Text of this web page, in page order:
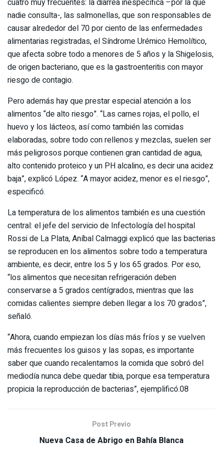
nadie consulta-, las salmonellas, que son responsables de
causar alrededor del 70 por ciento de las enfermedades
alimentarias registradas, el Síndrome Urémico Hemolítico,
que afecta sobre todo a menores de 5 años y la Shigelosis,
de origen bacteriano, que es la gastroenteritis con mayor
riesgo de contagio.
Pero además hay que prestar especial atención a los
alimentos “de alto riesgo”. “Las carnes rojas, el pollo, el
huevo y los lácteos, así como también las comidas
elaboradas, sobre todo con rellenos y mezclas, suelen ser
más peligrosos porque contienen gran cantidad de agua,
alto contenido proteico y un PH alcalino, es decir una acidez
baja”, explicó López. “A mayor acidez, menor es el riesgo”,
especificó.
La temperatura de los alimentos también es una cuestión
central: el jefe del servicio de Infectología del hospital
Rossi de La Plata, Aníbal Calmaggi explicó que las bacterias
se reproducen en los alimentos sobre todo a temperatura
ambiente, es decir, entre los 5 y los 65 grados. Por eso,
“los alimentos que necesitan refrigeración deben
conservarse a 5 grados centígrados, mientras que las
comidas calientes siempre deben llegar a los 70 grados”,
señaló.
“Ahora, cuando empiezan los días más fríos y se vuelven
más frecuentes los guisos y las sopas, es importante
saber que cuando recalentamos la comida que sobró del
mediodía nunca debe quedar tibia, porque esa temperatura
propicia la reproducción de bacterias”, ejemplificó.08
Post Previo
Nueva Casa de Abrigo en Bahía Blanca